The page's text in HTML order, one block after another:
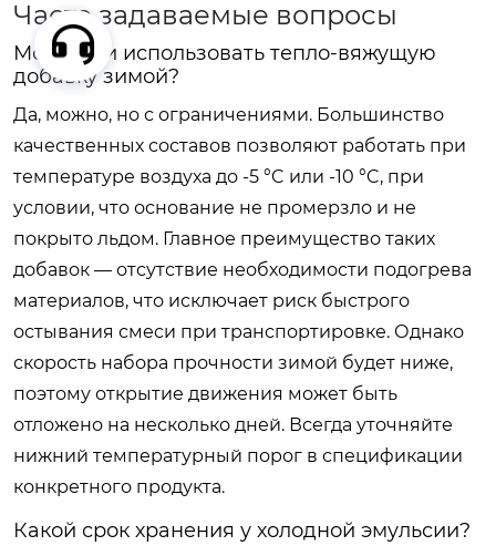
Часто задаваемые вопросы
Можно ли использовать тепло-вяжущую
добавку зимой?
Да, можно, но с ограничениями. Большинство
качественных составов позволяют работать при
температуре воздуха до -5 °C или -10 °C, при
условии, что основание не промерзло и не
покрыто льдом. Главное преимущество таких
добавок — отсутствие необходимости подогрева
материалов, что исключает риск быстрого
остывания смеси при транспортировке. Однако
скорость набора прочности зимой будет ниже,
поэтому открытие движения может быть
отложено на несколько дней. Всегда уточняйте
нижний температурный порог в спецификации
конкретного продукта.
Какой срок хранения у холодной эмульсии?